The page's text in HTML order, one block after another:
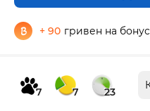
+ 90 гривен на
7 7 23